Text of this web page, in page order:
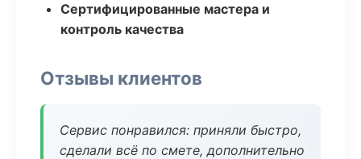
Сертифицированные мастера и
контроль качества
Отзывы клиентов
Сервис понравился: приняли быстро,
сделали всё по смете, дополнительно